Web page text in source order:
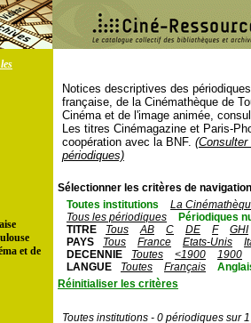
et de
Notices descriptives des
française, de la Cinémathèque de
Cinéma et de l'image animée,
Les titres Cinémagazine et Paris-
coopération avec la BNF.
périodiques)
Sélectionner les critères de
Toutes institutions
La
Tous les périodiques
Périodiques
TITRE
Tous AB C DE F
GHI
PAYS
Tous France Etats-Unis
DECENNIE
Toutes <1900
1900
LANGUE
Toutes Français
Réinitialiser les critères
Toutes institutions - 0 périodiques sur